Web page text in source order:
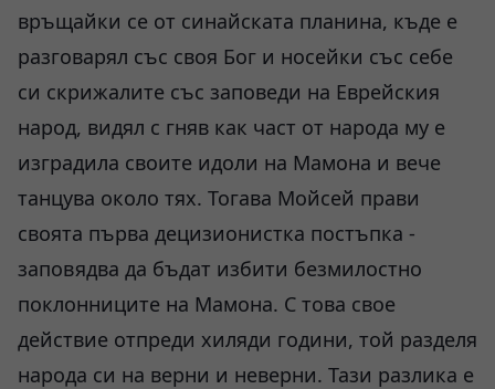
връщайки се от синайската планина, къде е
разговарял със своя Бог и носейки със себе
си скрижалите със заповеди на Еврейския
народ, видял с гняв как част от народа му е
изградила своите идоли на Мамона и вече
танцува около тях. Тогава Мойсей прави
своята първа децизионистка постъпка -
заповядва да бъдат избити безмилостно
поклонниците на Мамона. С това свое
действие отпреди хиляди години, той разделя
народа си на верни и неверни. Тази разлика е